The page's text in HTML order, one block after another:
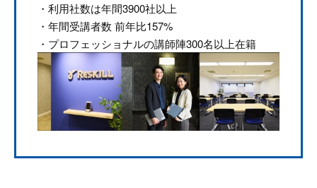
・利用社数は年間3900社以上
・年間受講者数 前年比157%
・プロフェッショナルの講師陣300名以上在籍